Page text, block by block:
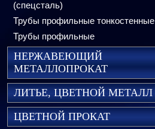
(спецсталь)
Трубы профильные тонкостенные
Трубы профильные
НЕРЖАВЕЮЩИЙ
МЕТАЛЛОПРОКАТ
ЛИТЬЕ, ЦВЕТНОЙ МЕТАЛЛ
ЦВЕТНОЙ ПРОКАТ